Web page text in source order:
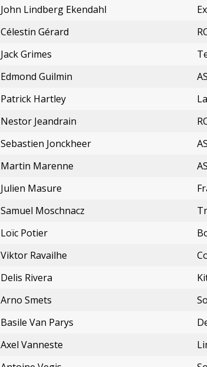
John Lindberg Ekendahl
Célestin Gérard
Jack Grimes
Edmond Guilmin
Patrick Hartley
Nestor Jeandrain
Sebastien Jonckheer
Martin Marenne
Julien Masure
Samuel Moschnacz
Loïc Potier
Viktor Ravailhe
Delis Rivera
Arno Smets
Basile Van Parys
Axel Vanneste